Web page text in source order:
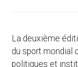
La deuxième
du sport mondial
politiques et